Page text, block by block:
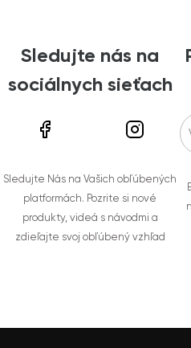
Sledujte nás na
sociálnych sieťach
Sledujte Nás na Vašich obľúbených
platformách. Pozrite si nové
produkty, videá s návodmi a
zdieľajte svoj obľúbený vzhľad